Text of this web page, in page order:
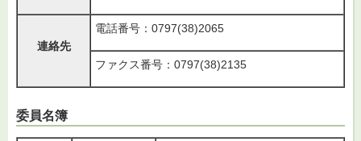
連絡先
電話番号：0797(38)2065
ファクス番号：0797(38)2135
委員名簿